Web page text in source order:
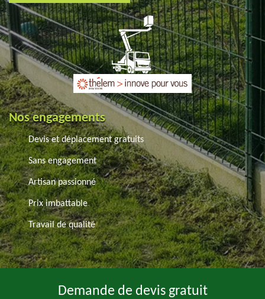
Nos engagements
Devis et déplacement gratuits
Sans engagement
Artisan passionné
Prix imbattable
Travail de qualité
Demande de devis gratuit